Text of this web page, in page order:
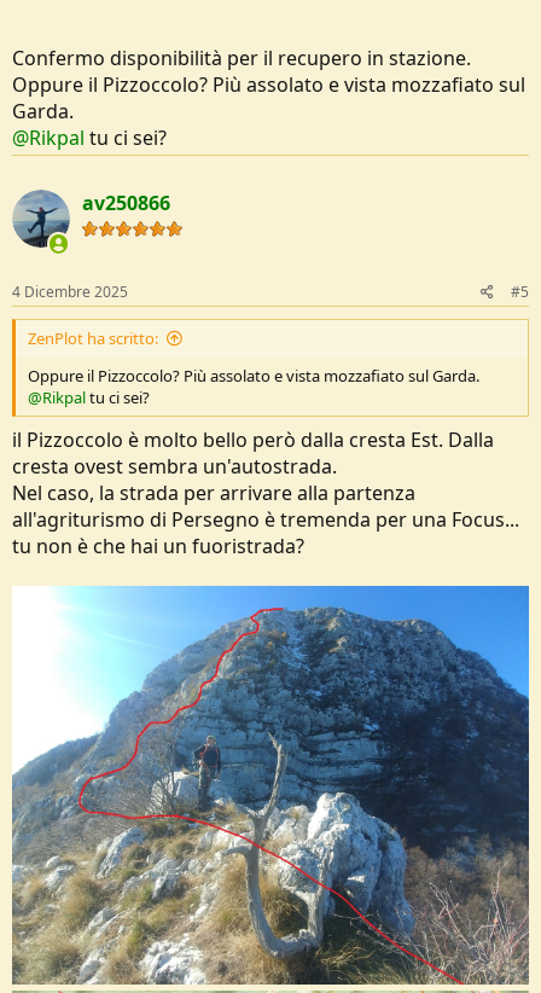
Confermo disponibilità per il recupero in stazione.
Oppure il Pizzoccolo? Più assolato e vista mozzafiato sul
Garda.
@Rikpal tu ci sei?
av250866
4 Dicembre 2025 #5
ZenPlot ha scritto:
Oppure il Pizzoccolo? Più assolato e vista mozzafiato sul Garda.
@Rikpaltu ci sei?
il Pizzoccolo è molto bello però dalla cresta Est. Dalla
cresta ovest sembra un'autostrada.
Nel caso, la strada per arrivare alla partenza
all'agriturismo di Persegno è tremenda per una Focus...
tu non è che hai un fuoristrada?